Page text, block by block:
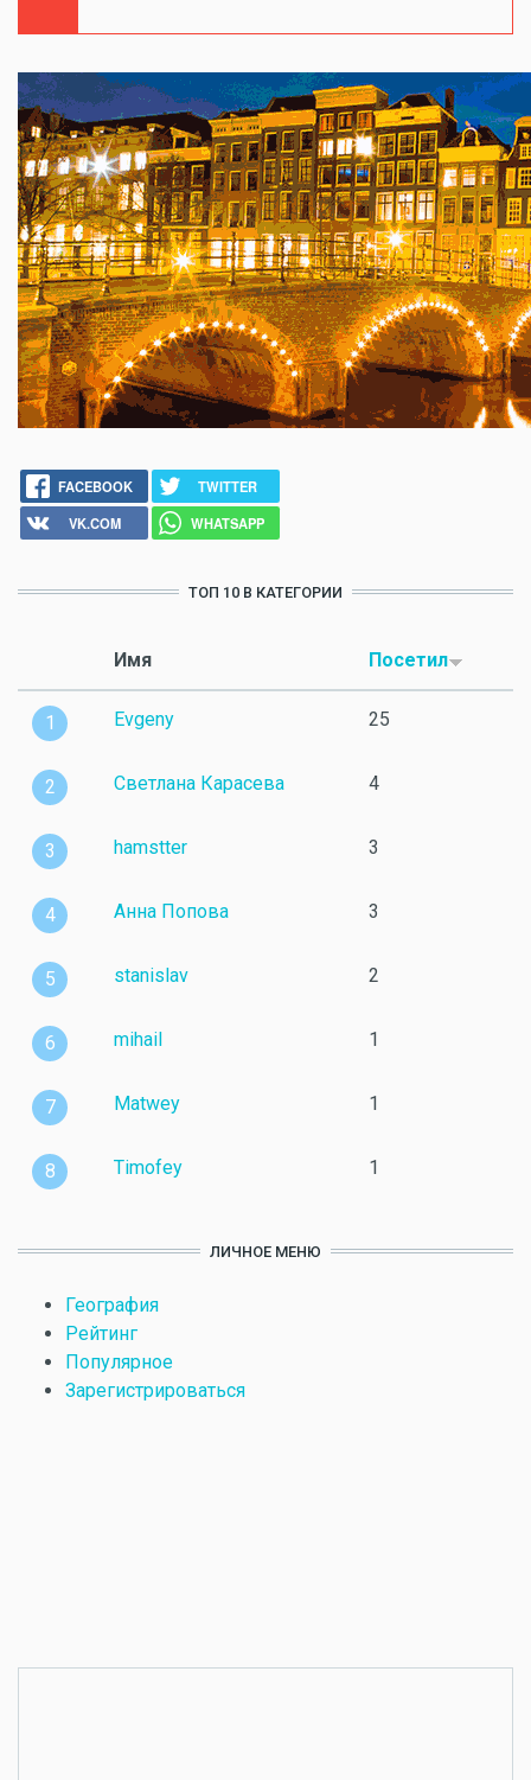
FACEBOOK
TWITTER
VK.COM
WHATSAPP
ТОП 10 В КАТЕГОРИИ
Имя Посетил
1 Evgeny 25
2 Светлана Карасева 4
3 hamstter 3
4 Анна Попова 3
5 stanislav 2
6 mihail 1
7 Matwey 1
8 Timofey 1
ЛИЧНОЕ МЕНЮ
География
Рейтинг
Популярное
Зарегистрироваться